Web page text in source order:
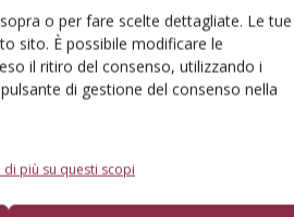
o per fare scelte dettagliate. Le tue
sito. È possibile modificare le
il ritiro del consenso, utilizzando i
di gestione del consenso nella
di più su questi scopi